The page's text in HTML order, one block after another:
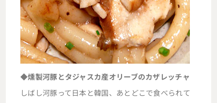
◆燻製河豚とタジャスカ産オリーブのカザレッチャ
しばし河豚って日本と韓国、あとどこで食べられて